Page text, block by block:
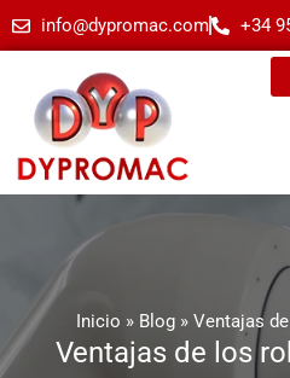
info@dypromac.com +34
Inicio » Blog» Ventajas
Ventajas de los